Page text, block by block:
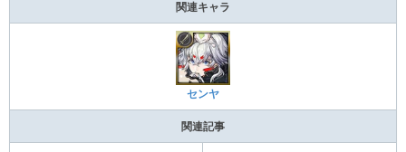
関連キャラ
センヤ
関連記事